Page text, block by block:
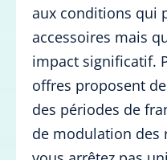
aux conditions qui
accessoires mais
impact significatif.
offres proposent
des périodes de
de modulation des